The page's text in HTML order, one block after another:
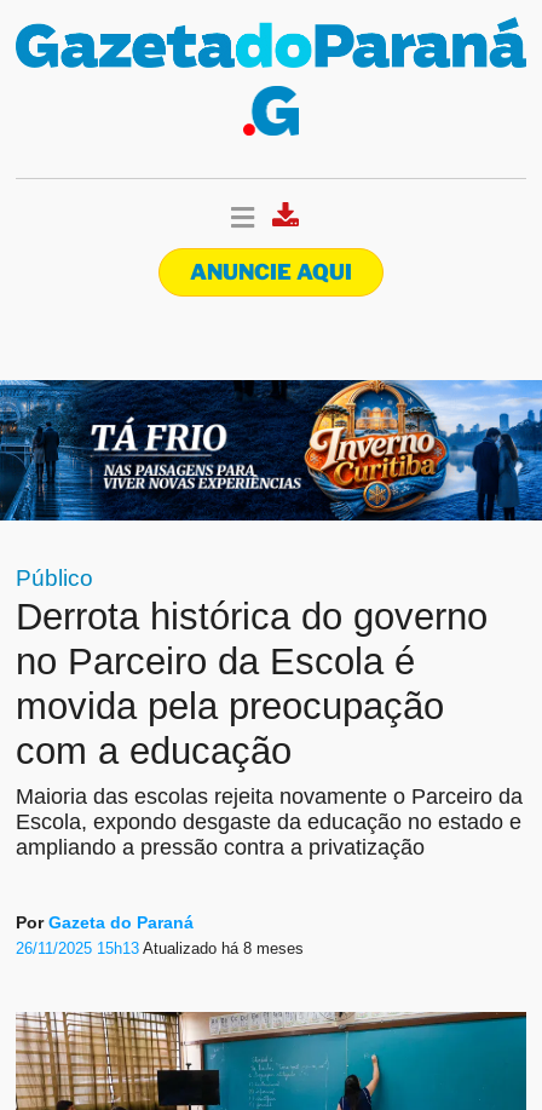
ANUNCIE AQUI
Público
Derrota histórica do governo
no Parceiro da Escola é
movida pela preocupação
com a educação
Maioria das escolas rejeita novamente o Parceiro da
Escola, expondo desgaste da educação no estado e
ampliando a pressão contra a privatização
PorGazeta do Paraná
26/11/2025 15h13Atualizado há 8 meses